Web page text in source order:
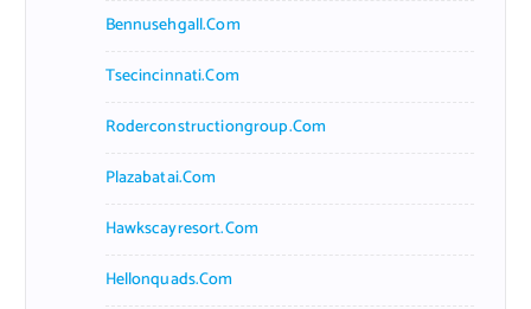
Bennusehgall.com
Tsecincinnati.com
Roderconstructiongroup.com
Plazabatai.com
Hawkscayresort.com
Hellonquads.com